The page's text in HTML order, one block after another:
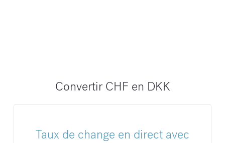
Convertir CHF en DKK
Taux de change en direct avec